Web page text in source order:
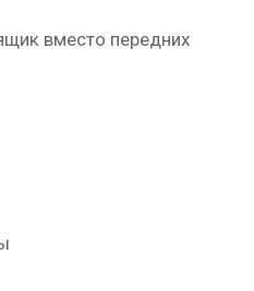
вместо передних